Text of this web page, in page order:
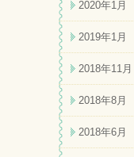
2020年1月
2019年1月
2018年11月
2018年8月
2018年6月